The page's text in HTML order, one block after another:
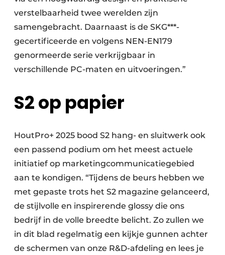
verstelbaarheid twee werelden zijn
samengebracht. Daarnaast is de SKG***-
gecertificeerde en volgens NEN-EN179
genormeerde serie verkrijgbaar in
verschillende PC-maten en uitvoeringen.”
S2 op papier
HoutPro+ 2025 bood S2 hang- en sluitwerk ook
een passend podium om het meest actuele
initiatief op marketingcommunicatiegebied
aan te kondigen. “Tijdens de beurs hebben we
met gepaste trots het S2 magazine gelanceerd,
de stijlvolle en inspirerende glossy die ons
bedrijf in de volle breedte belicht. Zo zullen we
in dit blad regelmatig een kijkje gunnen achter
de schermen van onze R&D-afdeling en lees je